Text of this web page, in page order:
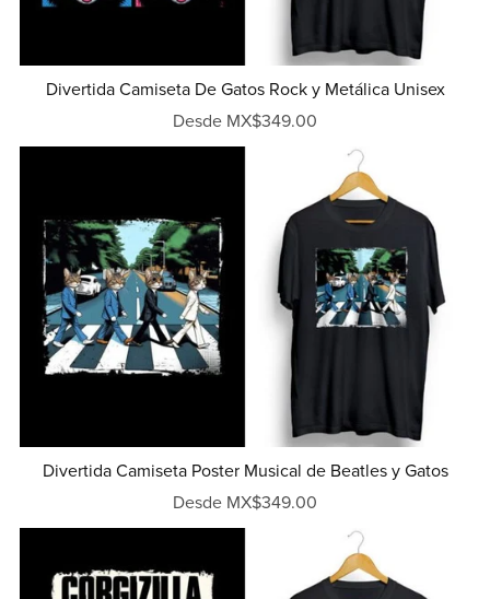
Divertida Camiseta De Gatos Rock y Metálica Unisex
Desde MX$349.00
Divertida Camiseta Poster Musical de Beatles y Gatos
Desde MX$349.00